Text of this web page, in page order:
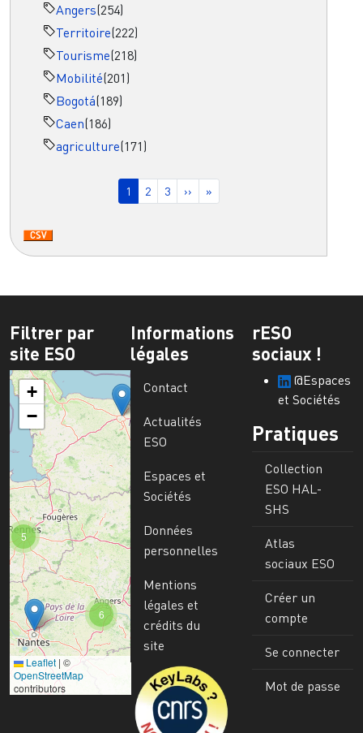
Angers(254)
Territoire(222)
Tourisme(218)
Mobilité(201)
Bogotá(189)
Caen(186)
agriculture(171)
Page courante
1 Page
2 Page
3 Page suivante
›› Dernière page
»
Filtrer par
site ESO
6
5
+
−
Leaflet | ©
OpenStreetMap
contributors
Informations
légales
Contact
Actualités
ESO
Espaces et
Sociétés
Données
personnelles
Mentions
légales et
crédits du
site
Image
rESO
sociaux !
@Espaces
et Sociétés
Pratiques
Collection
ESO HAL-
SHS
Atlas
sociaux ESO
Créer un
compte
Se connecter
Mot de passe